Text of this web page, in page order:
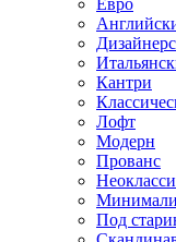
Кантри
Лофт
Модерн
Прованс
Под